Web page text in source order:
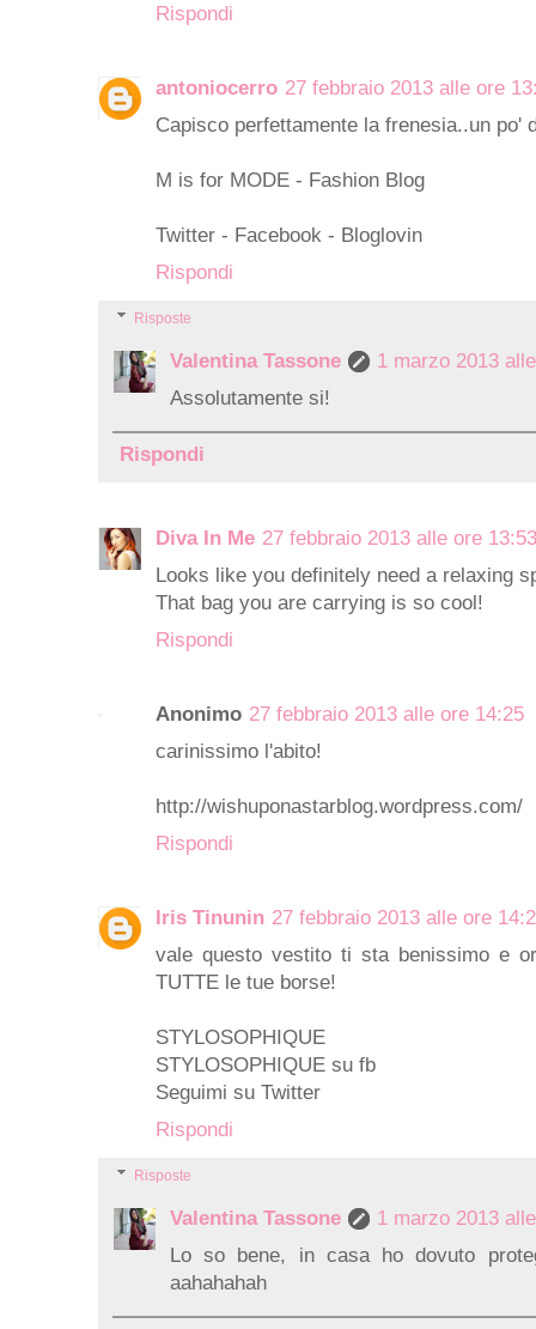
Rispondi
antoniocerro 27 febbraio 2013 alle ore
Capisco perfettamente la frenesia..un po'
M is for MODE - Fashion Blog
Twitter - Facebook - Bloglovin
Rispondi
Risposte
Valentina Tassone
1 marzo 2013
Assolutamente si!
Rispondi
Diva In Me 27 febbraio 2013 alle ore 13:53
Looks like you definitely need a relaxing
That bag you are carrying is so cool!
Rispondi
Anonimo 27 febbraio 2013 alle ore 14:25
carinissimo l'abito!
http://wishuponastarblog.wordpress.com/
Rispondi
Iris Tinunin 27 febbraio 2013 alle ore
vale questo vestito ti sta benissimo e
TUTTE le tue borse!
STYLOSOPHIQUE
STYLOSOPHIQUE su fb
Seguimi su Twitter
Rispondi
Risposte
Valentina Tassone
1 marzo 2013
Lo so bene, in casa ho dovuto
aahahahah